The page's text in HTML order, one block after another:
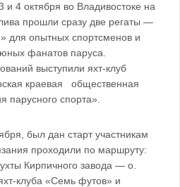
4 октября во Владивостоке на
прошли сразу две регаты —
для опытных спортсменов и
фанатов паруса.
выступили яхт-клуб
краевая общественная
парусного спорта».
был дан старт участникам
проходили по маршруту:
Кирпичного завода — о.
клуба «Семь футов» и